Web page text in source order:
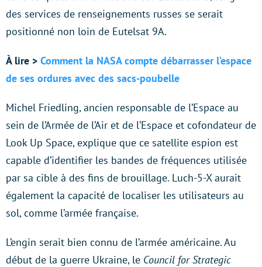
des services de renseignements russes se serait
positionné non loin de Eutelsat 9A.
À lire > Comment la NASA compte débarrasser l’espace
de ses ordures avec des sacs-poubelle
Michel Friedling, ancien responsable de l’Espace au
sein de l’Armée de l’Air et de l’Espace et cofondateur de
Look Up Space, explique que ce satellite espion est
capable d’identifier les bandes de fréquences utilisée
par sa cible à des fins de brouillage. Luch-5-X aurait
également la capacité de localiser les utilisateurs au
sol, comme l’armée française.
L’engin serait bien connu de l’armée américaine. Au
début de la guerre Ukraine, le Council for Strategic